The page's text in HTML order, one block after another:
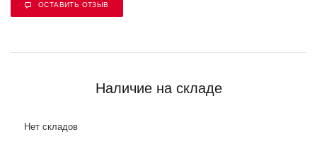
ОСТАВИТЬ ОТЗЫВ
Наличие на складе
Нет складов